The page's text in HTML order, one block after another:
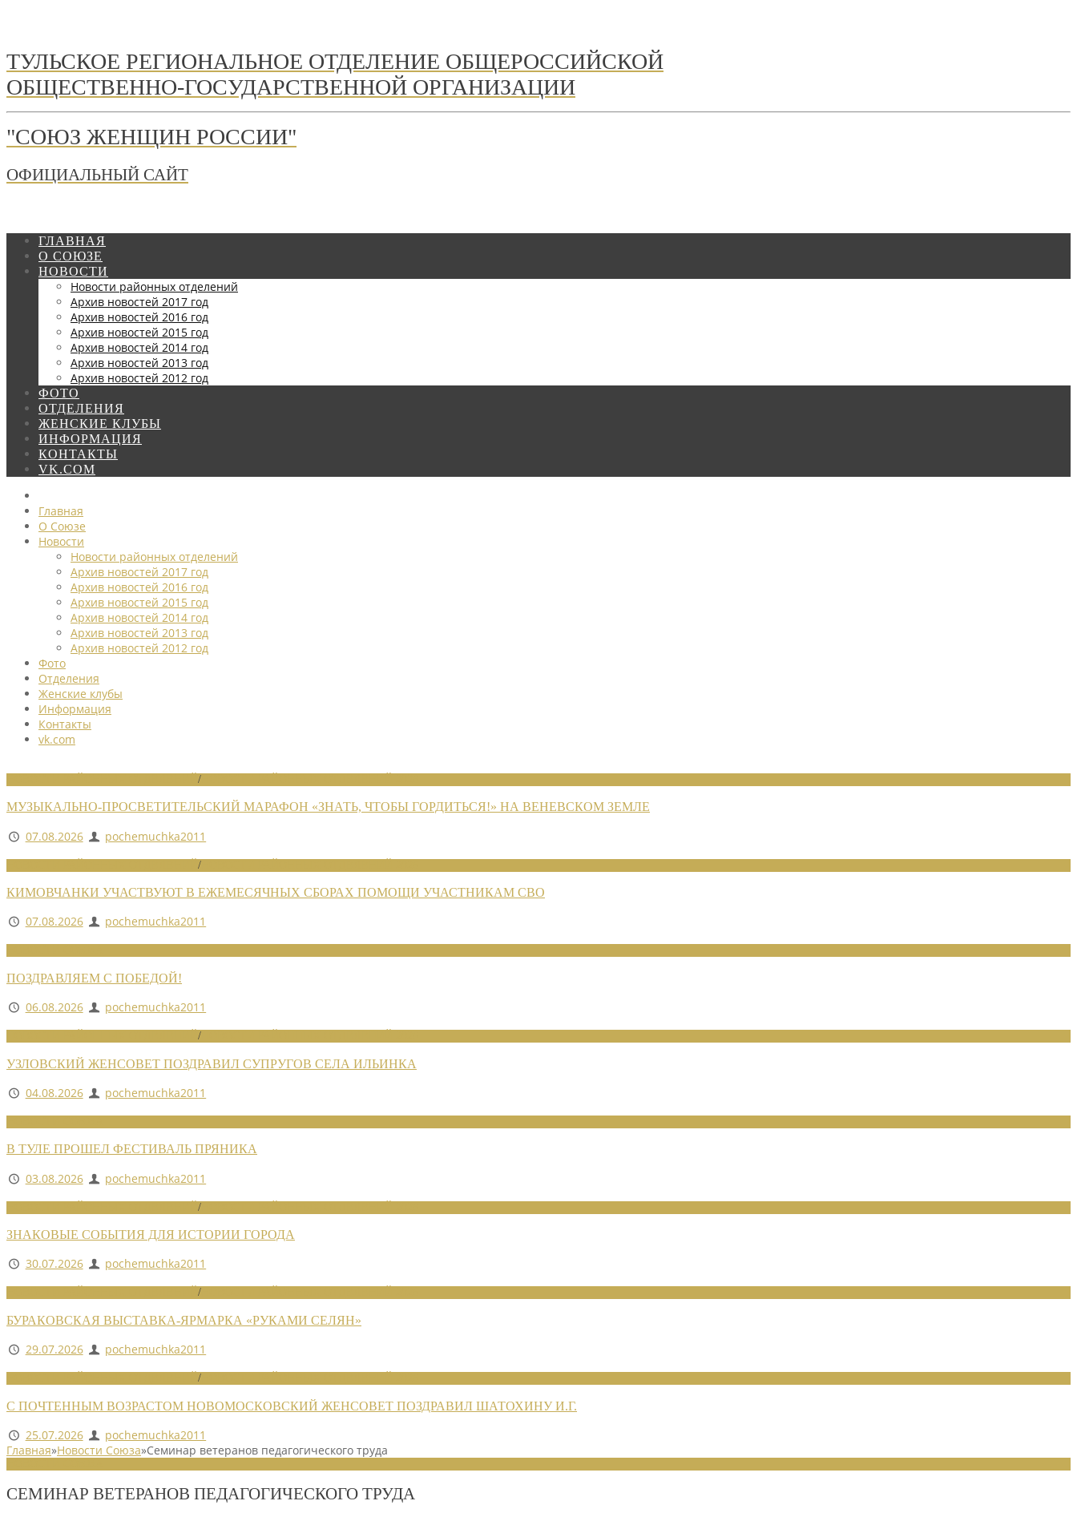
ТУЛЬСКОЕ РЕГИОНАЛЬНОЕ ОТДЕЛЕНИЕ ОБЩЕРОССИЙСКОЙ
ОБЩЕСТВЕННО-ГОСУДАРСТВЕННОЙ ОРГАНИЗАЦИИ
"СОЮЗ ЖЕНЩИН РОССИИ"
ОФИЦИАЛЬНЫЙ САЙТ
ГЛАВНАЯ
О СОЮЗЕ
НОВОСТИ
Новости районных отделений
Архив новостей 2017 год
Архив новостей 2016 год
Архив новостей 2015 год
Архив новостей 2014 год
Архив новостей 2013 год
Архив новостей 2012 год
ФОТО
ОТДЕЛЕНИЯ
ЖЕНСКИЕ КЛУБЫ
ИНФОРМАЦИЯ
КОНТАКТЫ
VK.COM
Главная
О Союзе
Новости
Новости районных отделений
Архив новостей 2017 год
Архив новостей 2016 год
Архив новостей 2015 год
Архив новостей 2014 год
Архив новостей 2013 год
Архив новостей 2012 год
Фото
Отделения
Женские клубы
Информация
Контакты
vk.com
/
МУЗЫКАЛЬНО-ПРОСВЕТИТЕЛЬСКИЙ МАРАФОН «ЗНАТЬ, ЧТОБЫ ГОРДИТЬСЯ!» НА ВЕНЕВСКОМ ЗЕМЛЕ
07.08.2026
pochemuchka2011
/
КИМОВЧАНКИ УЧАСТВУЮТ В ЕЖЕМЕСЯЧНЫХ СБОРАХ ПОМОЩИ УЧАСТНИКАМ СВО
07.08.2026
pochemuchka2011
ПОЗДРАВЛЯЕМ С ПОБЕДОЙ!
06.08.2026
pochemuchka2011
/
УЗЛОВСКИЙ ЖЕНСОВЕТ ПОЗДРАВИЛ СУПРУГОВ СЕЛА ИЛЬИНКА
04.08.2026
pochemuchka2011
В ТУЛЕ ПРОШЕЛ ФЕСТИВАЛЬ ПРЯНИКА
03.08.2026
pochemuchka2011
/
ЗНАКОВЫЕ СОБЫТИЯ ДЛЯ ИСТОРИИ ГОРОДА
30.07.2026
pochemuchka2011
/
БУРАКОВСКАЯ ВЫСТАВКА-ЯРМАРКА «РУКАМИ СЕЛЯН»
29.07.2026
pochemuchka2011
/
С ПОЧТЕННЫМ ВОЗРАСТОМ НОВОМОСКОВСКИЙ ЖЕНСОВЕТ ПОЗДРАВИЛ ШАТОХИНУ И.Г.
25.07.2026
pochemuchka2011
Главная»Новости Союза»Семинар ветеранов педагогического труда
СЕМИНАР ВЕТЕРАНОВ ПЕДАГОГИЧЕСКОГО ТРУДА